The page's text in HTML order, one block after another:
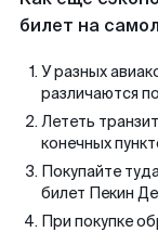
билет на
У разных
различаются
Лететь
конечных
Покупайте
билет Пекин
При покупке